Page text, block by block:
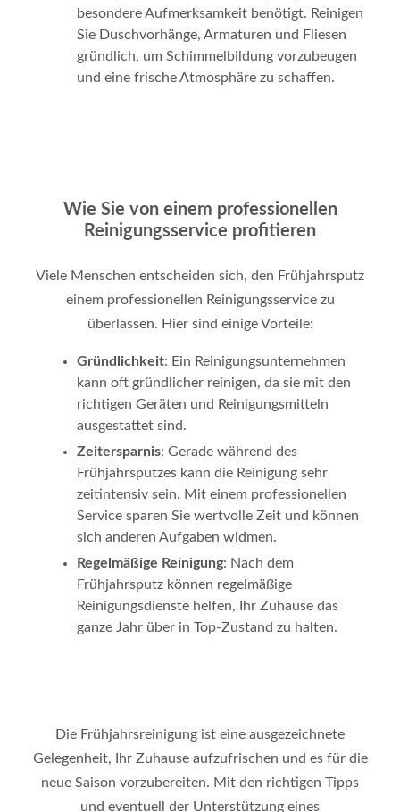
besondere Aufmerksamkeit benötigt. Reinigen
Sie Duschvorhänge, Armaturen und Fliesen
gründlich, um Schimmelbildung vorzubeugen
und eine frische Atmosphäre zu schaffen.
Wie Sie von einem professionellen
Reinigungsservice profitieren
Viele Menschen entscheiden sich, den Frühjahrsputz
einem professionellen Reinigungsservice zu
überlassen. Hier sind einige Vorteile:
Gründlichkeit: Ein Reinigungsunternehmen
kann oft gründlicher reinigen, da sie mit den
richtigen Geräten und Reinigungsmitteln
ausgestattet sind.
Zeitersparnis: Gerade während des
Frühjahrsputzes kann die Reinigung sehr
zeitintensiv sein. Mit einem professionellen
Service sparen Sie wertvolle Zeit und können
sich anderen Aufgaben widmen.
Regelmäßige Reinigung: Nach dem
Frühjahrsputz können regelmäßige
Reinigungsdienste helfen, Ihr Zuhause das
ganze Jahr über in Top-Zustand zu halten.
Die Frühjahrsreinigung ist eine ausgezeichnete
Gelegenheit, Ihr Zuhause aufzufrischen und es für die
neue Saison vorzubereiten. Mit den richtigen Tipps
und eventuell der Unterstützung eines